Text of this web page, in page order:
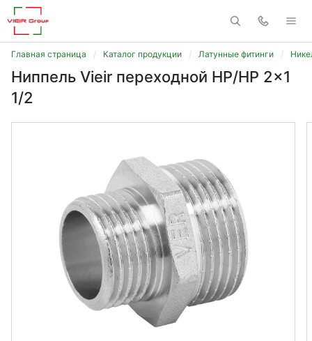
Главная страница Каталог продукции Латунные фитинги
Ниппель Vieir переходной НР/НР 2x1
1/2